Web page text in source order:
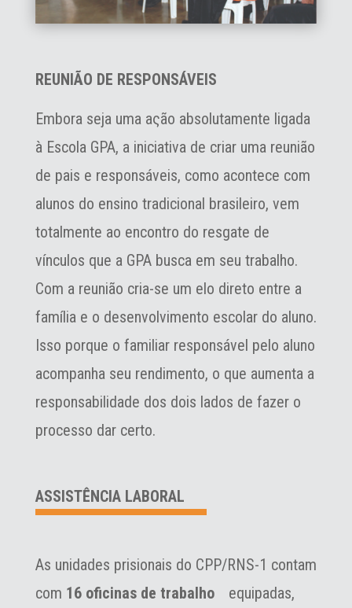
REUNIÃO DE RESPONSÁVEIS
Embora seja uma aςão absolutamente ligada
à Escola GPA, a iniciativa de criar uma reunião
de pais e responsáveis, como acontece com
alunos do ensino tradicional brasileiro, vem
totalmente ao encontro do resgate de
vínculos que a GPA busca em seu trabalho.
Com a reunião cria-se um elo direto entre a
família e o desenvolvimento escolar do aluno.
Isso porque o familiar responsável pelo aluno
acompanha seu rendimento, o que aumenta a
responsabilidade dos dois lados de fazer o
processo dar certo.
ASSISTÊNCIA LABORAL
As unidades prisionais do CPP/RNS-1 contam
com 16 oficinas de trabalhoﾠequipadas,